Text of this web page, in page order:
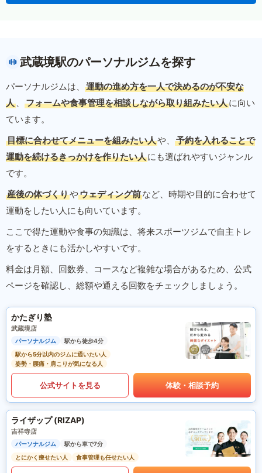
武蔵境駅のパーソナルジムを探す
パーソナルジムは、
運動の進め方を一人で決めるのが不安な
人 、 フォームや食事管理を相談しながら取り組みたい人に向い
ています。
目標に合わせてメニューを組みたい人や、
予約を入れることで
運動を続けるきっかけを作りたい人にも選ばれやすいジャンル
です。
産後の体づくりやウェディング前など、時期や目的に合わせて
運動をしたい人にも向いています。
ここで得た運動や食事の知識は、将来スポーツジムで自主トレ
をするときにも活かしやすいです。
料金は月額、回数券、コースなど複雑な場合があるため、公式
ページを確認し、総額や通える回数をチェックしましょう。
かたぎり塾
武蔵境店
パーソナルジム
駅から徒歩4分
駅から5分以内のジムに通いたい人
姿勢・腰痛・肩こりが気になる人
公式サイトを見る 体験・相談予約
ライザップ (RIZAP)
吉祥寺店
パーソナルジム
駅から車で7分
とにかく痩せたい人
食事管理も任せたい人